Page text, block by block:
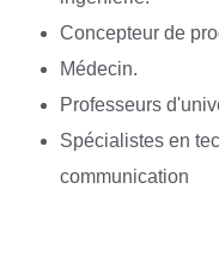
Concepteur de
Médecin.
Professeurs
Spécialistes en
communication